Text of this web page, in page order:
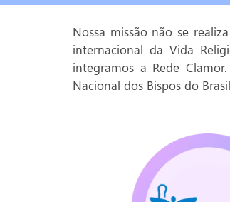
Nossa missão não se
internacional da Vida
integramos a Rede
Nacional dos Bispos do